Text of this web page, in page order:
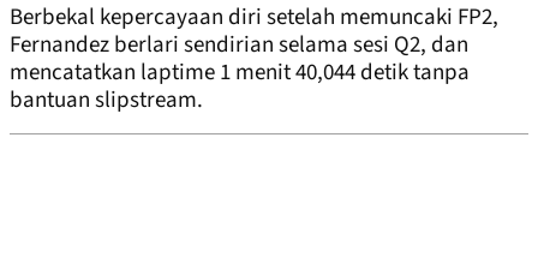
Berbekal kepercayaan diri setelah memuncaki FP2,
Fernandez berlari sendirian selama sesi Q2, dan
mencatatkan laptime 1 menit 40,044 detik tanpa
bantuan slipstream.